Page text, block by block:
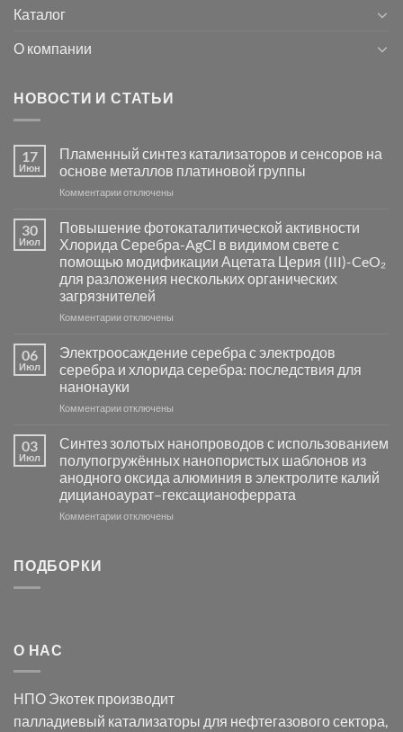
Каталог
О компании
НОВОСТИ И СТАТЬИ
17
Июн
Пламенный синтез катализаторов и сенсоров на
основе металлов платиновой группы
Комментариик
Пламенный
синтез
катализаторов
и
сенсоров
на
основе
группы
отключены
30
Июл
Повышение фотокаталитической активности
Хлорида Серебра-AgCl в видимом свете с
помощью модификации Ацетата Церия (III)-CeO₂
для разложения нескольких органических
загрязнителей
Комментариик
фотокаталитической
активности
Хлорида
Серебра-
в
видимом
свете
с
помощью
модификации
отключены
06
Июл
Электроосаждение серебра с электродов
серебра и хлорида серебра: последствия для
нанонауки
Комментариик
серебра
с
электродов
серебра
и
отключены
03
Июл
Синтез золотых нанопроводов с использованием
полупогружённых нанопористых шаблонов из
анодного оксида алюминия в электролите калий
дицианоаурат–гексацианоферрата
Комментариик
оксида
в
отключены
ПОДБОРКИ
О НАС
НПО Экотек производит
палладиевый катализаторы для нефтегазового сектора,